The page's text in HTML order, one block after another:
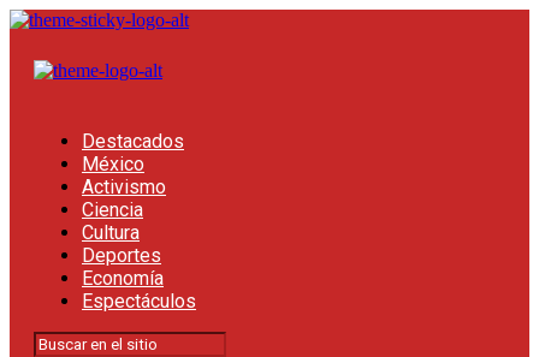
Destacados
México
Activismo
Ciencia
Cultura
Deportes
Economía
Espectáculos